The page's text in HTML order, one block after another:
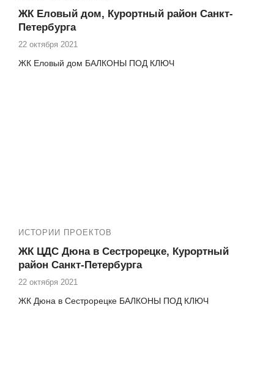
ЖК Еловый дом, Курортный район Санкт-
Петербурга
22 октября 2021
ЖК Еловый дом БАЛКОНЫ ПОД КЛЮЧ
ИСТОРИИ ПРОЕКТОВ
ЖК ЦДС Дюна в Сестрорецке, Курортный
район Санкт-Петербурга
22 октября 2021
ЖК Дюна в Сестрорецке БАЛКОНЫ ПОД КЛЮЧ